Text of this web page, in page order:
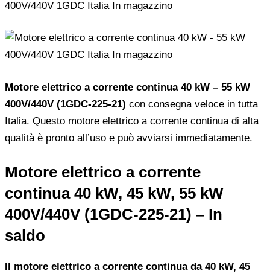
Motore elettrico a corrente continua 40 kW – 55 kW
400V/440V (1GDC-225-21) con consegna veloce in tutta
Italia. Questo motore elettrico a corrente continua di alta
qualità è pronto all’uso e può avviarsi immediatamente.
Motore elettrico a corrente
continua 40 kW, 45 kW, 55 kW
400V/440V (1GDC-225-21) – In
saldo
Il motore elettrico a corrente continua da 40 kW, 45